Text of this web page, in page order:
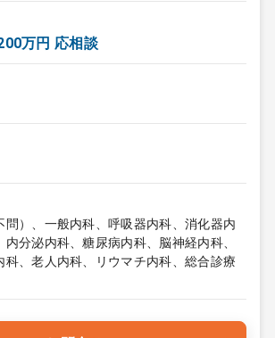
万円 応相談
問）、一般内科、呼吸器内科、消化器内
分泌内科、糖尿病内科、脳神経内科、
科、老人内科、リウマチ内科、総合診療